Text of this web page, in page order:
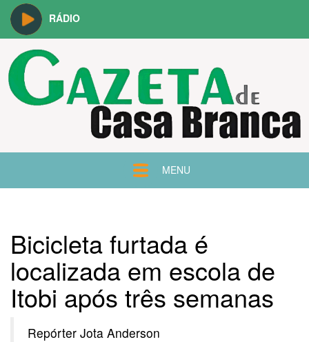
RÁDIO
MENU
Bicicleta furtada é
localizada em escola de
Itobi após três semanas
Repórter Jota Anderson